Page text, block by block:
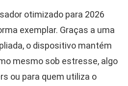
otimizado para 2026
exemplar. Graças a uma
o dispositivo mantém
mesmo sob estresse, algo
ou para quem utiliza o